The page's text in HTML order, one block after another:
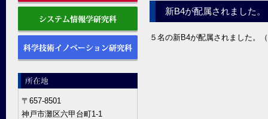
〒657-8501
神戸市灘区六甲台町1-1
新B4が配属されました。
５名の新B4が配属されました。